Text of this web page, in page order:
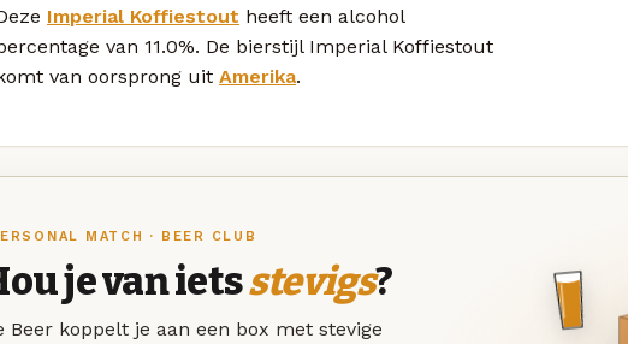
Imperial Koffiestout heeft een alcohol
van 11.0%. De bierstijl Imperial Koffiestout
van oorsprong uit Amerika.
MATCH · BEER CLUB
je van ietsstevigs?
Beer koppelt je aan een box met stevige